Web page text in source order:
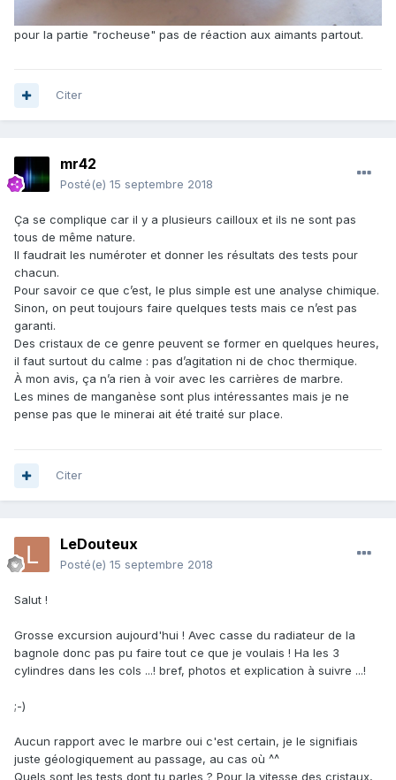
pour la partie "rocheuse" pas de réaction aux aimants partout.
Citer
mr42
Posté(e) 15 septembre 2018
Ça se complique car il y a plusieurs cailloux et ils ne sont pas
tous de même nature.
Il faudrait les numéroter et donner les résultats des tests pour
chacun.
Pour savoir ce que c’est, le plus simple est une analyse chimique.
Sinon, on peut toujours faire quelques tests mais ce n’est pas
garanti.
Des cristaux de ce genre peuvent se former en quelques heures,
il faut surtout du calme : pas d’agitation ni de choc thermique.
À mon avis, ça n’a rien à voir avec les carrières de marbre.
Les mines de manganèse sont plus intéressantes mais je ne
pense pas que le minerai ait été traité sur place.
Citer
LeDouteux
Posté(e) 15 septembre 2018
Salut !
Grosse excursion aujourd'hui ! Avec casse du radiateur de la
bagnole donc pas pu faire tout ce que je voulais ! Ha les 3
cylindres dans les cols ...! bref, photos et explication à suivre ...!
;-)
Aucun rapport avec le marbre oui c'est certain, je le signifiais
juste géologiquement au passage, au cas où ^^
Quels sont les tests dont tu parles ? Pour la vitesse des cristaux,